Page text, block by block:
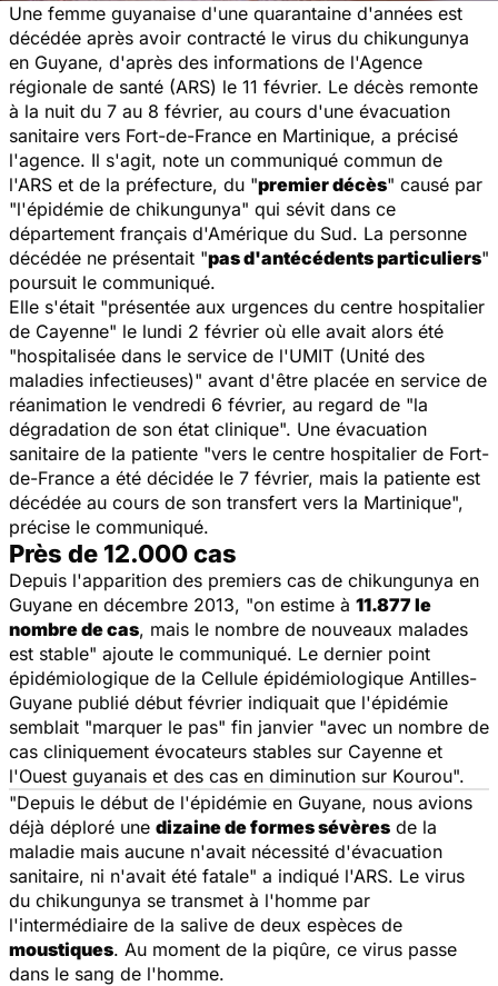
Une femme guyanaise d'une quarantaine d'années est
décédée après avoir contracté le virus du chikungunya
en Guyane, d'après des informations de l'Agence
régionale de santé (ARS) le 11 février. Le décès remonte
à la nuit du 7 au 8 février, au cours d'une évacuation
sanitaire vers Fort-de-France en Martinique, a précisé
l'agence. Il s'agit, note un communiqué commun de
l'ARS et de la préfecture, du "premier décès" causé par
"l'épidémie de chikungunya" qui sévit dans ce
département français d'Amérique du Sud. La personne
décédée ne présentait "pas d'antécédents particuliers"
poursuit le communiqué.
Elle s'était "présentée aux urgences du centre hospitalier
de Cayenne" le lundi 2 février où elle avait alors été
"hospitalisée dans le service de l'UMIT (Unité des
maladies infectieuses)" avant d'être placée en service de
réanimation le vendredi 6 février, au regard de "la
dégradation de son état clinique". Une évacuation
sanitaire de la patiente "vers le centre hospitalier de Fort-
de-France a été décidée le 7 février, mais la patiente est
décédée au cours de son transfert vers la Martinique",
précise le communiqué.
Près de 12.000 cas
Depuis l'apparition des premiers cas de chikungunya en
Guyane en décembre 2013, "on estime à 11.877 le
nombre de cas, mais le nombre de nouveaux malades
est stable" ajoute le communiqué. Le dernier point
épidémiologique de la Cellule épidémiologique Antilles-
Guyane publié début février indiquait que l'épidémie
semblait "marquer le pas" fin janvier "avec un nombre de
cas cliniquement évocateurs stables sur Cayenne et
l'Ouest guyanais et des cas en diminution sur Kourou".
"Depuis le début de l'épidémie en Guyane, nous avions
déjà déploré une dizaine de formes sévères de la
maladie mais aucune n'avait nécessité d'évacuation
sanitaire, ni n'avait été fatale" a indiqué l'ARS. Le virus
du chikungunya se transmet à l'homme par
l'intermédiaire de la salive de deux espèces de
moustiques. Au moment de la piqûre, ce virus passe
dans le sang de l'homme.